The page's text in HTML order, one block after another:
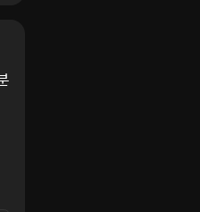
더 많은 부하가 걸리는 상태
럼 보이는 작품 속의 ‘현재’
있고, 그 작은 틈에 시스템
면서 과거 속으로 간 인물들
네트워크의 증가하는 복잡
의 스토리가 조금씩 어두워
하고 이용하는 자들에게는 아
은 언젠가 이 벽에 부딪히게
시간 여행자들은 뭔가를 포